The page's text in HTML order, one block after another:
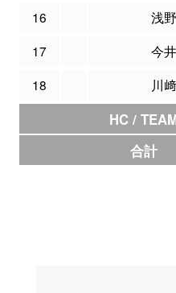
16
浅
17
今
18
川
HC /
合計